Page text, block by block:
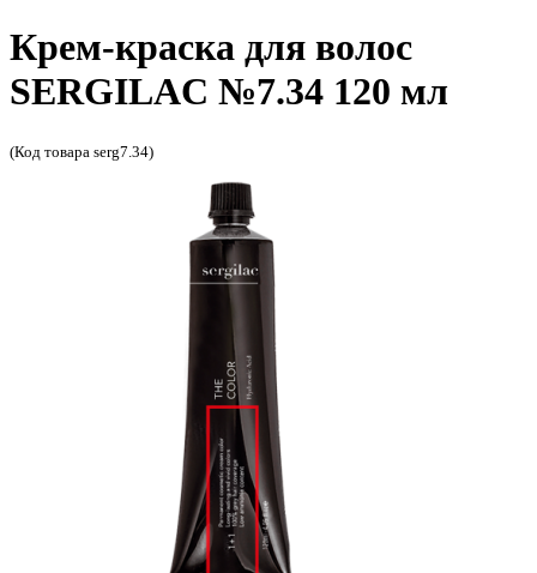
Крем-краска для волос
SERGILAC №7.34 120 мл
(Код товара serg7.34)